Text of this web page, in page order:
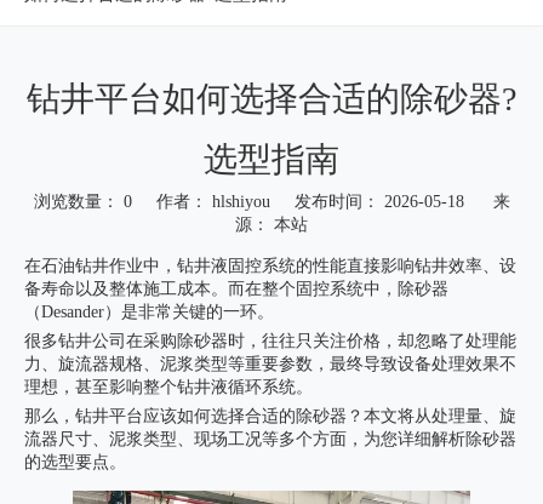
钻井平台如何选择合适的除砂器?
选型指南
浏览数量： 0作者： hlshiyou 发布时间： 2026-05-18 来
源： 本站
["wechat","weibo","qzone","douban","email"]
在石油钻井作业中，钻井液固控系统的性能直接影响钻井效率、设
备寿命以及整体施工成本。而在整个固控系统中，除砂器
（Desander）是非常关键的一环。
很多钻井公司在采购除砂器时，往往只关注价格，却忽略了处理能
力、旋流器规格、泥浆类型等重要参数，最终导致设备处理效果不
理想，甚至影响整个钻井液循环系统。
那么，钻井平台应该如何选择合适的除砂器？本文将从处理量、旋
流器尺寸、泥浆类型、现场工况等多个方面，为您详细解析除砂器
的选型要点。